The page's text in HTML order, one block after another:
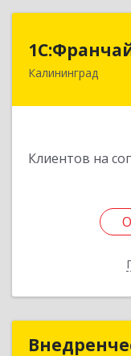
Калининград
Клиентов на
238325,